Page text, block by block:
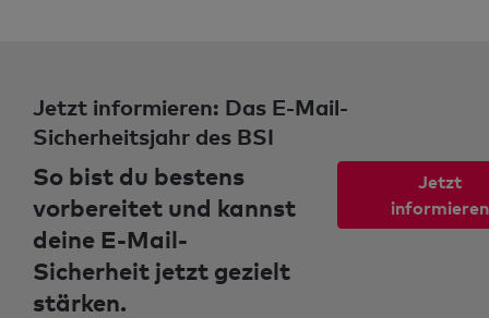
Jetzt informieren: Das E-Mail-
Sicherheitsjahr des BSI
So bist du bestens
vorbereitet und kannst
deine E-Mail-
Sicherheit jetzt gezielt
stärken.
Jetzt
informieren